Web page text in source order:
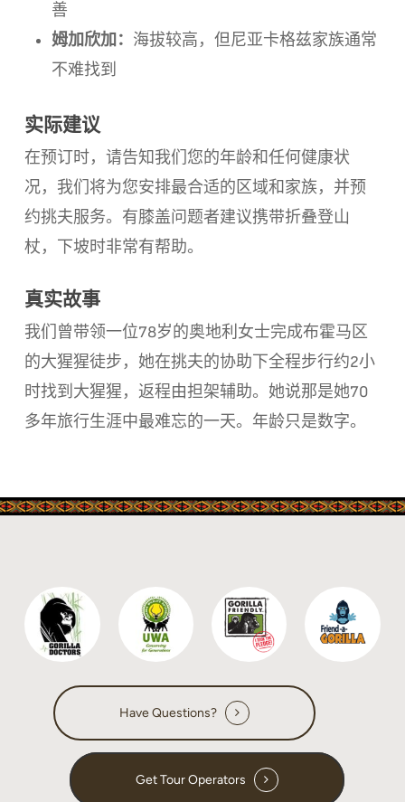
善
姆加欣加： 海拔较高，但尼亚卡格兹家族通常
不难找到
实际建议
在预订时，请告知我们您的年龄和任何健康状
况，我们将为您安排最合适的区域和家族，并预
约挑夫服务。有膝盖问题者建议携带折叠登山
杖，下坡时非常有帮助。
真实故事
我们曾带领一位78岁的奥地利女士完成布霍马区
的大猩猩徒步，她在挑夫的协助下全程步行约2小
时找到大猩猩，返程由担架辅助。她说那是她70
多年旅行生涯中最难忘的一天。年龄只是数字。
Have Questions?
Get Tour Operators